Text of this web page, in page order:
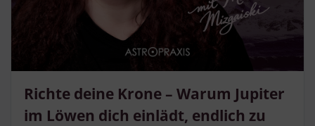
Richte deine Krone – Warum Jupiter
im Löwen dich einlädt, endlich zu